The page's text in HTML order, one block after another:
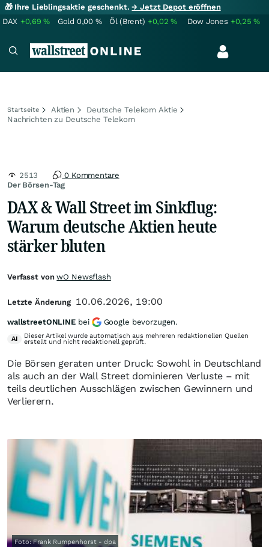
🎁 Ihre Lieblingsaktie geschenkt.→ Jetzt Depot eröffnen
DAX +0,69% Gold 0,00 % Öl (Brent) +0,02% Dow Jones +0,25%
Startseite Aktien
Deutsche Telekom Aktie
Nachrichten zu Deutsche Telekom
Der Börsen-Tag
2513 0 Kommentare
DAX & Wall Street im Sinkflug:
Warum deutsche Aktien heute
stärker bluten
Die Börsen geraten unter Druck: Sowohl in Deutschland
als auch an der Wall Street dominieren Verluste – mit
teils deutlichen Ausschlägen zwischen Gewinnern und
Verlierern.
Foto: Frank Rumpenhorst - dpa
Verfasst vonwO Newsflash
Letzte Änderung 10.06.2026, 19:00
wallstreetONLINE bei Google bevorzugen.
AI Dieser Artikel wurde automatisch aus mehreren redaktionellen Quellen
erstellt und nicht redaktionell geprüft.